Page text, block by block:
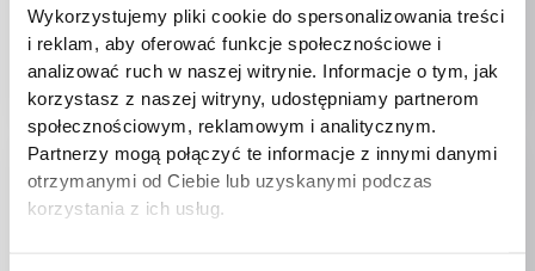
Wykorzystujemy pliki cookie do spersonalizowania treści
i reklam, aby oferować funkcje społecznościowe i
analizować ruch w naszej witrynie. Informacje o tym, jak
korzystasz z naszej witryny, udostępniamy partnerom
społecznościowym, reklamowym i analitycznym.
Partnerzy mogą połączyć te informacje z innymi danymi
otrzymanymi od Ciebie lub uzyskanymi podczas
korzystania z ich usług.
Tyranozaur Rex Chodzący
Zielony
69,00zł
Na Baterie
37,00zł